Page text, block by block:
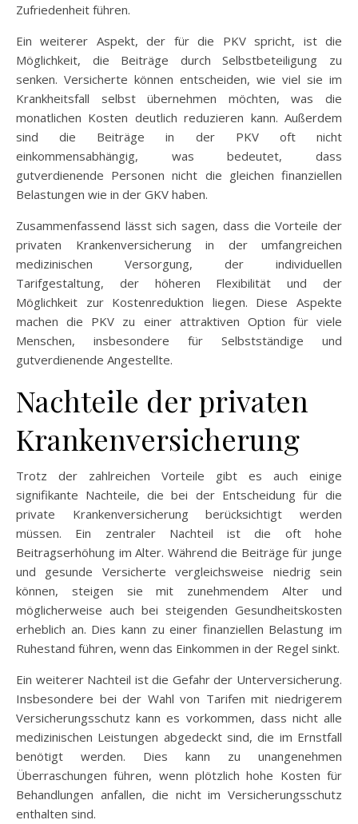
Zufriedenheit führen.
Ein weiterer Aspekt, der für die PKV spricht, ist die
Möglichkeit, die Beiträge durch Selbstbeteiligung zu
senken. Versicherte können entscheiden, wie viel sie im
Krankheitsfall selbst übernehmen möchten, was die
monatlichen Kosten deutlich reduzieren kann. Außerdem
sind die Beiträge in der PKV oft nicht
einkommensabhängig, was bedeutet, dass
gutverdienende Personen nicht die gleichen finanziellen
Belastungen wie in der GKV haben.
Zusammenfassend lässt sich sagen, dass die Vorteile der
privaten Krankenversicherung in der umfangreichen
medizinischen Versorgung, der individuellen
Tarifgestaltung, der höheren Flexibilität und der
Möglichkeit zur Kostenreduktion liegen. Diese Aspekte
machen die PKV zu einer attraktiven Option für viele
Menschen, insbesondere für Selbstständige und
gutverdienende Angestellte.
Nachteile der privaten
Krankenversicherung
Trotz der zahlreichen Vorteile gibt es auch einige
signifikante Nachteile, die bei der Entscheidung für die
private Krankenversicherung berücksichtigt werden
müssen. Ein zentraler Nachteil ist die oft hohe
Beitragserhöhung im Alter. Während die Beiträge für junge
und gesunde Versicherte vergleichsweise niedrig sein
können, steigen sie mit zunehmendem Alter und
möglicherweise auch bei steigenden Gesundheitskosten
erheblich an. Dies kann zu einer finanziellen Belastung im
Ruhestand führen, wenn das Einkommen in der Regel sinkt.
Ein weiterer Nachteil ist die Gefahr der Unterversicherung.
Insbesondere bei der Wahl von Tarifen mit niedrigerem
Versicherungsschutz kann es vorkommen, dass nicht alle
medizinischen Leistungen abgedeckt sind, die im Ernstfall
benötigt werden. Dies kann zu unangenehmen
Überraschungen führen, wenn plötzlich hohe Kosten für
Behandlungen anfallen, die nicht im Versicherungsschutz
enthalten sind.